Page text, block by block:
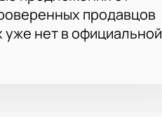
будут оперативно
продавцов
нет в официальной